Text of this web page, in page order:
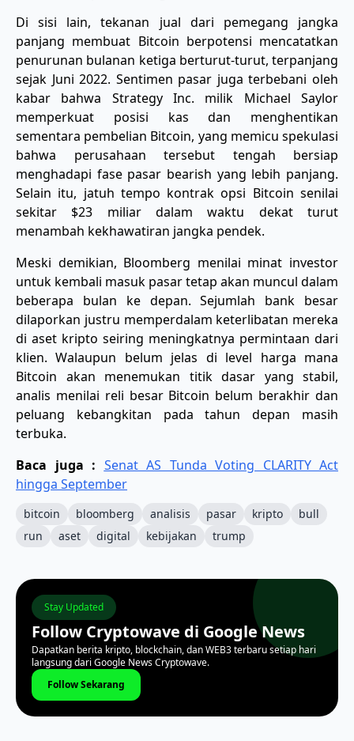
Di sisi lain, tekanan jual dari pemegang jangka
panjang membuat Bitcoin berpotensi mencatatkan
penurunan bulanan ketiga berturut-turut, terpanjang
sejak Juni 2022. Sentimen pasar juga terbebani oleh
kabar bahwa Strategy Inc. milik Michael Saylor
memperkuat posisi kas dan menghentikan
sementara pembelian Bitcoin, yang memicu spekulasi
bahwa perusahaan tersebut tengah bersiap
menghadapi fase pasar bearish yang lebih panjang.
Selain itu, jatuh tempo kontrak opsi Bitcoin senilai
sekitar $23 miliar dalam waktu dekat turut
menambah kekhawatiran jangka pendek.
Meski demikian, Bloomberg menilai minat investor
untuk kembali masuk pasar tetap akan muncul dalam
beberapa bulan ke depan. Sejumlah bank besar
dilaporkan justru memperdalam keterlibatan mereka
di aset kripto seiring meningkatnya permintaan dari
klien. Walaupun belum jelas di level harga mana
Bitcoin akan menemukan titik dasar yang stabil,
analis menilai reli besar Bitcoin belum berakhir dan
peluang kebangkitan pada tahun depan masih
terbuka.
Baca juga : Senat AS Tunda Voting CLARITY Act
hingga September
bitcoin bloomberg analisis pasar kripto
bull
run
aset digital kebijakan trump
Stay Updated
Follow Cryptowave di Google News
Dapatkan berita kripto, blockchain, dan WEB3 terbaru setiap hari
langsung dari Google News Cryptowave.
Follow Sekarang